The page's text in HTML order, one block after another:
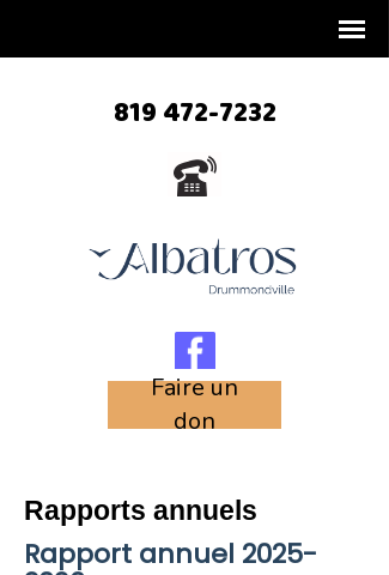
819 472-7232
Faire un
don
Rapports annuels
Rapport annuel 2025-